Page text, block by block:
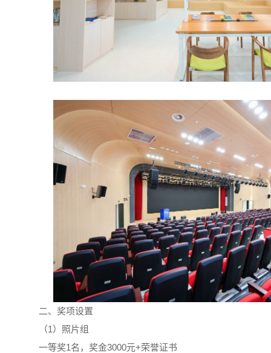
二、奖项设置
（1）照片组
一等奖1名，奖金3000元+荣誉证书